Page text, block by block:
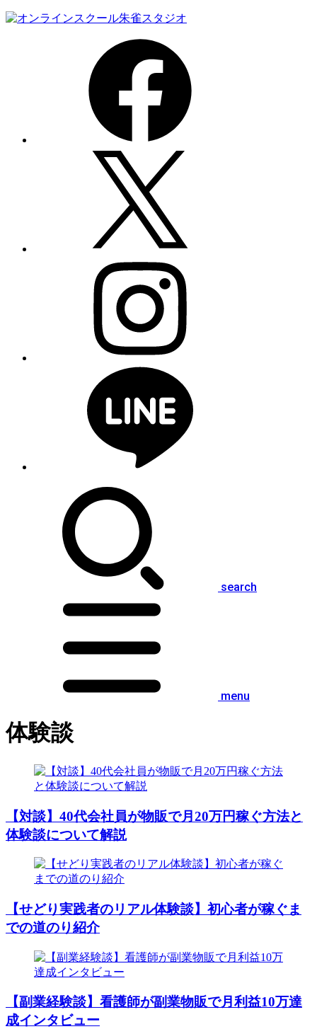
search
menu
体験談
【対談】40代会社員が物販で月20万円稼ぐ方法と
体験談について解説
【せどり実践者のリアル体験談】初心者が稼ぐま
での道のり紹介
【副業経験談】看護師が副業物販で月利益10万達
成インタビュー